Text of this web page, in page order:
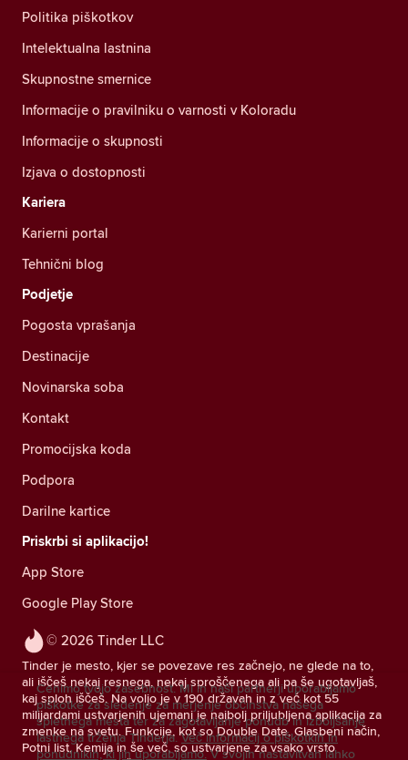
© 2026 Tinder LLC
Tinder je mesto, kjer se povezave res začnejo, ne glede na to,
ali iščeš nekaj resnega, nekaj sproščenega ali pa še ugotavljaš,
kaj sploh iščeš. Na voljo je v 190 državah in z več kot 55
milijardami ustvarjenih ujemanj je najbolj priljubljena aplikacija za
zmenke na svetu. Funkcije, kot so Double Date, Glasbeni način,
Potni list, Kemija in še več, so ustvarjene za vsako vrsto
Politika piškotkov
Intelektualna lastnina
Skupnostne smernice
Informacije o pravilniku o varnosti v Koloradu
Informacije o skupnosti
Izjava o dostopnosti
Kariera
Karierni portal
Tehnični blog
Podjetje
Pogosta vprašanja
Destinacije
Novinarska soba
Kontakt
Promocijska koda
Podpora
Darilne kartice
Priskrbi si aplikacijo!
App Store
Google Play Store
Cenimo tvojo zasebnost. Mi in naši partnerji uporabljamo
piškotke za sledenje za merjenje občinstva našega
spletnega mesta ter za zagotavljanje ponudb in izboljšanje
lastnega trženja Tinderja. Več informacij o piškotkih in
ponudnikih, ki jih uporabljamo. V svojih nastavitvah lahko